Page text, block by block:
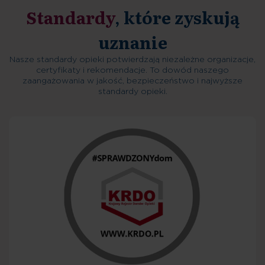
Decyzja o przyjęciu
Standardy, które zyskują
uznanie
Nasze standardy opieki potwierdzają niezależne organizacje,
certyfikaty i rekomendacje. To dowód naszego
zaangażowania w jakość, bezpieczeństwo i najwyższe
standardy opieki.